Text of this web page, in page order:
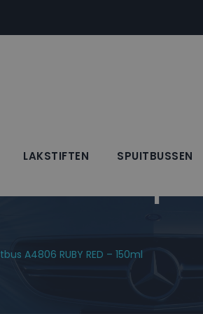
LAKSTIFTEN SPUITBUSSEN
Lak
A4806 RUBY RED – 150ml